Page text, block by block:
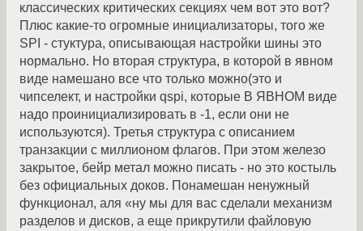
классических критических секциях чем вот это вот?
Плюс какие-то огромные инициализаторы, того же
SPI - стуктура, описывающая настройки шины это
нормально. Но вторая структура, в которой в явном
виде намешано все что только можно(это и
чипселект, и настройки qspi, которые В ЯВНОМ виде
надо проинициализировать в -1, если они не
используются). Третья структура с описанием
транзакции с миллионом флагов. При этом железо
закрытое, бейр метал можно писать - но это костыль
без официальных доков. Понамешан ненужный
функционал, аля «ну мы для вас сделали механизм
разделов и дисков, а еще прикрутили файловую